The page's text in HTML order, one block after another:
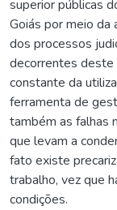
superior públicas
Goiás por meio da
dos processos
decorrentes deste
constante da
ferramenta de
também as falhas
que levam a
fato existe
trabalho, vez que
condições.